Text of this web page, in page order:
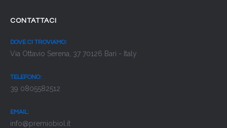
CONTATTACI
DOVE CI TROVIAMO:
Via Ottavio Serena, 37 70126 Bari - Italy
TELEFONO:
39 0805582512
EMAIL:
info@premiobiol.it